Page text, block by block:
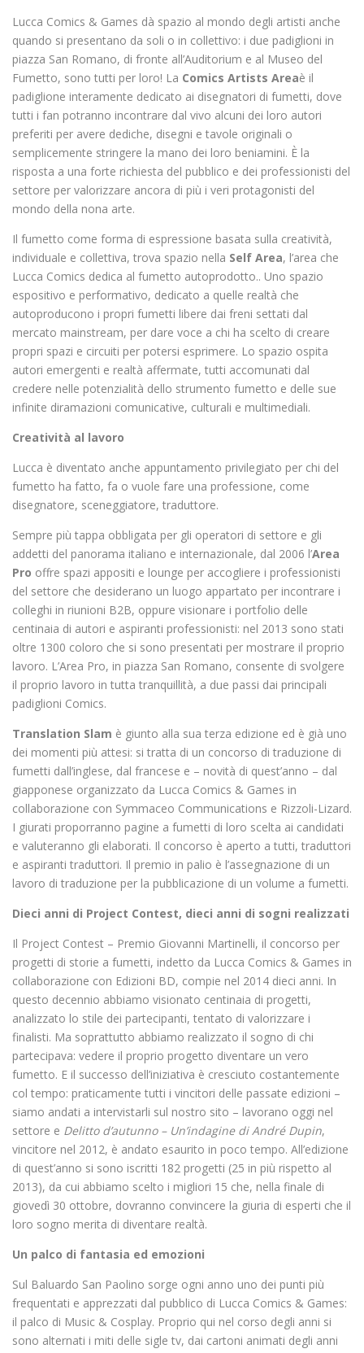
Lucca Comics & Games dà spazio al mondo degli artisti anche
quando si presentano da soli o in collettivo: i due padiglioni in
piazza San Romano, di fronte all’Auditorium e al Museo del
Fumetto, sono tutti per loro! La Comics Artists Areaè il
padiglione interamente dedicato ai disegnatori di fumetti, dove
tutti i fan potranno incontrare dal vivo alcuni dei loro autori
preferiti per avere dediche, disegni e tavole originali o
semplicemente stringere la mano dei loro beniamini. È la
risposta a una forte richiesta del pubblico e dei professionisti del
settore per valorizzare ancora di più i veri protagonisti del
mondo della nona arte.
Il fumetto come forma di espressione basata sulla creatività,
individuale e collettiva, trova spazio nella Self Area, l’area che
Lucca Comics dedica al fumetto autoprodotto.. Uno spazio
espositivo e performativo, dedicato a quelle realtà che
autoproducono i propri fumetti libere dai freni settati dal
mercato mainstream, per dare voce a chi ha scelto di creare
propri spazi e circuiti per potersi esprimere. Lo spazio ospita
autori emergenti e realtà affermate, tutti accomunati dal
credere nelle potenzialità dello strumento fumetto e delle sue
infinite diramazioni comunicative, culturali e multimediali.
Creatività al lavoro
Lucca è diventato anche appuntamento privilegiato per chi del
fumetto ha fatto, fa o vuole fare una professione, come
disegnatore, sceneggiatore, traduttore.
Sempre più tappa obbligata per gli operatori di settore e gli
addetti del panorama italiano e internazionale, dal 2006 l’Area
Pro offre spazi appositi e lounge per accogliere i professionisti
del settore che desiderano un luogo appartato per incontrare i
colleghi in riunioni B2B, oppure visionare i portfolio delle
centinaia di autori e aspiranti professionisti: nel 2013 sono stati
oltre 1300 coloro che si sono presentati per mostrare il proprio
lavoro. L’Area Pro, in piazza San Romano, consente di svolgere
il proprio lavoro in tutta tranquillità, a due passi dai principali
padiglioni Comics.
Translation Slam è giunto alla sua terza edizione ed è già uno
dei momenti più attesi: si tratta di un concorso di traduzione di
fumetti dall’inglese, dal francese e – novità di quest’anno – dal
giapponese organizzato da Lucca Comics & Games in
collaborazione con Symmaceo Communications e Rizzoli-Lizard.
I giurati proporranno pagine a fumetti di loro scelta ai candidati
e valuteranno gli elaborati. Il concorso è aperto a tutti, traduttori
e aspiranti traduttori. Il premio in palio è l’assegnazione di un
lavoro di traduzione per la pubblicazione di un volume a fumetti.
Dieci anni di Project Contest, dieci anni di sogni realizzati
Il Project Contest – Premio Giovanni Martinelli, il concorso per
progetti di storie a fumetti, indetto da Lucca Comics & Games in
collaborazione con Edizioni BD, compie nel 2014 dieci anni. In
questo decennio abbiamo visionato centinaia di progetti,
analizzato lo stile dei partecipanti, tentato di valorizzare i
finalisti. Ma soprattutto abbiamo realizzato il sogno di chi
partecipava: vedere il proprio progetto diventare un vero
fumetto. E il successo dell’iniziativa è cresciuto costantemente
col tempo: praticamente tutti i vincitori delle passate edizioni –
siamo andati a intervistarli sul nostro sito – lavorano oggi nel
settore e Delitto d’autunno – Un’indagine di André Dupin,
vincitore nel 2012, è andato esaurito in poco tempo. All’edizione
di quest’anno si sono iscritti 182 progetti (25 in più rispetto al
2013), da cui abbiamo scelto i migliori 15 che, nella finale di
giovedì 30 ottobre, dovranno convincere la giuria di esperti che il
loro sogno merita di diventare realtà.
Un palco di fantasia ed emozioni
Sul Baluardo San Paolino sorge ogni anno uno dei punti più
frequentati e apprezzati dal pubblico di Lucca Comics & Games:
il palco di Music & Cosplay. Proprio qui nel corso degli anni si
sono alternati i miti delle sigle tv, dai cartoni animati degli anni